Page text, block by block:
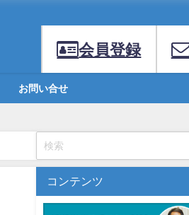
会員登録
お問い合せ
コンテンツ